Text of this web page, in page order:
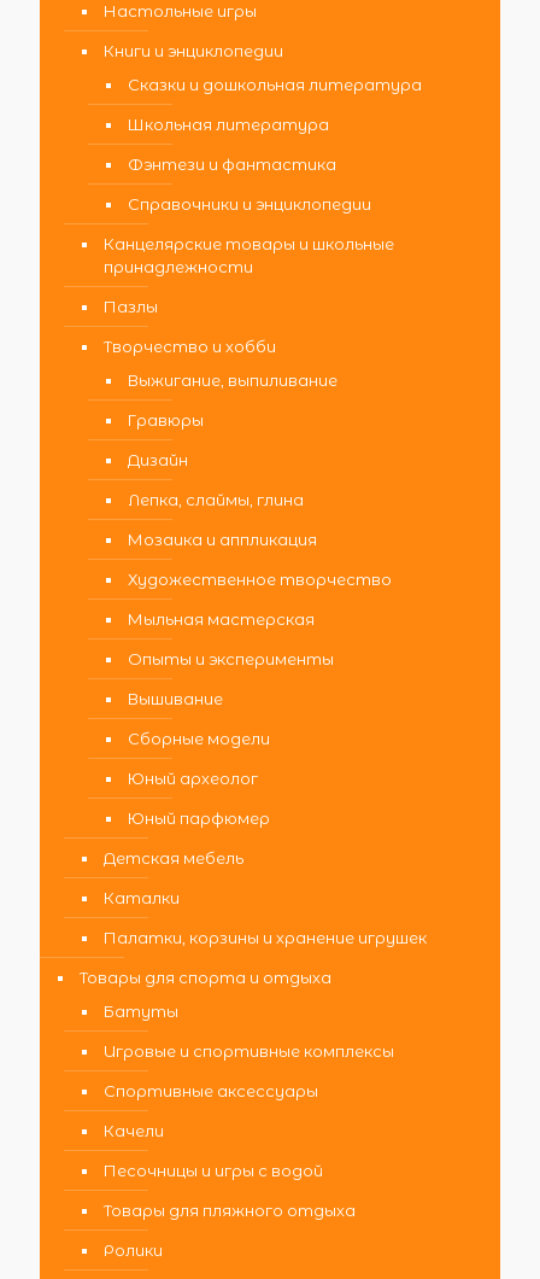
Настольные игры
Книги и энциклопедии
Сказки и дошкольная литература
Школьная литература
Фэнтези и фантастика
Справочники и энциклопедии
Канцелярские товары и школьные
принадлежности
Пазлы
Творчество и хобби
Выжигание, выпиливание
Гравюры
Дизайн
Лепка, слаймы, глина
Мозаика и аппликация
Художественное творчество
Мыльная мастерская
Опыты и эксперименты
Вышивание
Сборные модели
Юный археолог
Юный парфюмер
Детская мебель
Каталки
Палатки, корзины и хранение игрушек
Товары для спорта и отдыха
Батуты
Игровые и спортивные комплексы
Спортивные аксессуары
Качели
Песочницы и игры с водой
Товары для пляжного отдыха
Ролики